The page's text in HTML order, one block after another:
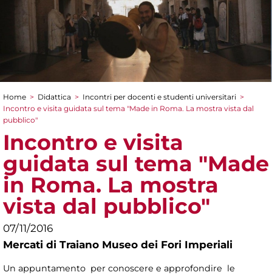
Tu sei qui
Home > Didattica > Incontri per docenti e studenti universitari >
Incontro e visita guidata sul tema "Made in Roma. La mostra vista dal
pubblico"
Incontro e visita
guidata sul tema "Made
in Roma. La mostra
vista dal pubblico"
07/11/2016
Mercati di Traiano Museo dei Fori Imperiali
Un appuntamento per conoscere e approfondire le